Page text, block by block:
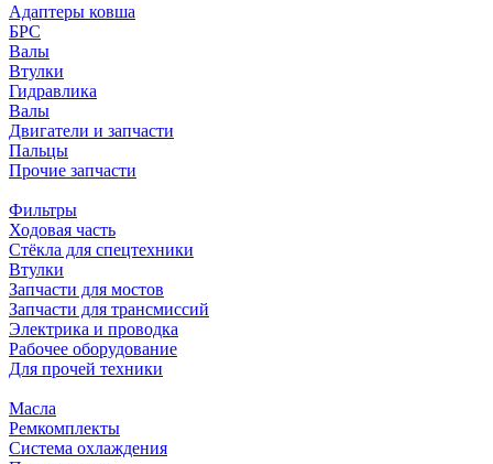
Адаптеры ковша
БРС
Валы
Втулки
Гидравлика
Валы
Двигатели и запчасти
Пальцы
Прочие запчасти
Фильтры
Ходовая часть
Стёкла для спецтехники
Втулки
Запчасти для мостов
Запчасти для трансмиссий
Электрика и проводка
Рабочее оборудование
Для прочей техники
Масла
Ремкомплекты
Система охлаждения